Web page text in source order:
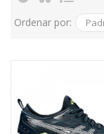
Ordenar por: